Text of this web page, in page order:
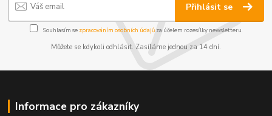
Přihlásit se
Souhlasím se zpracováním osobních údajůza účelem rozesílky newsletteru.
Můžete se kdykoli odhlásit. Zasíláme jednou za 14 dní.
Informace pro zákazníky